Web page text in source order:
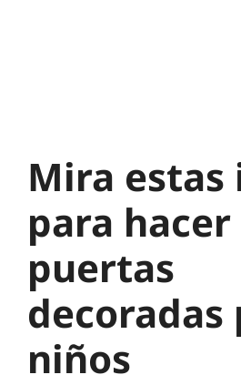
Mira estas
para hacer
puertas
decoradas
niños